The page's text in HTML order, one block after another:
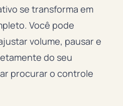
se transforma em
Você pode
volume, pausar e
do seu
procurar o controle